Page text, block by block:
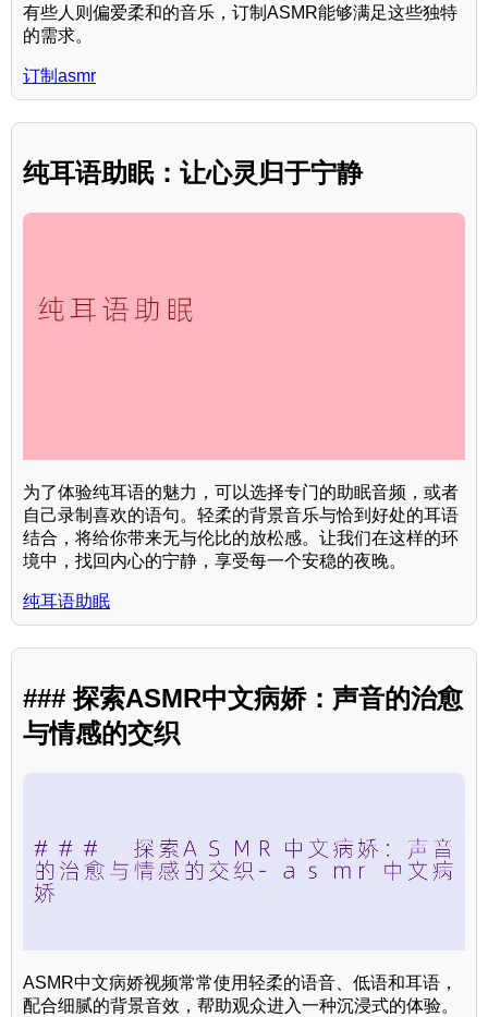
有些人则偏爱柔和的音乐，订制ASMR能够满足这些独特
的需求。
订制asmr
纯耳语助眠：让心灵归于宁静
为了体验纯耳语的魅力，可以选择专门的助眠音频，或者
自己录制喜欢的语句。轻柔的背景音乐与恰到好处的耳语
结合，将给你带来无与伦比的放松感。让我们在这样的环
境中，找回内心的宁静，享受每一个安稳的夜晚。
纯耳语助眠
### 探索ASMR中文病娇：声音的治愈
与情感的交织
ASMR中文病娇视频常常使用轻柔的语音、低语和耳语，
配合细腻的背景音效，帮助观众进入一种沉浸式的体验。